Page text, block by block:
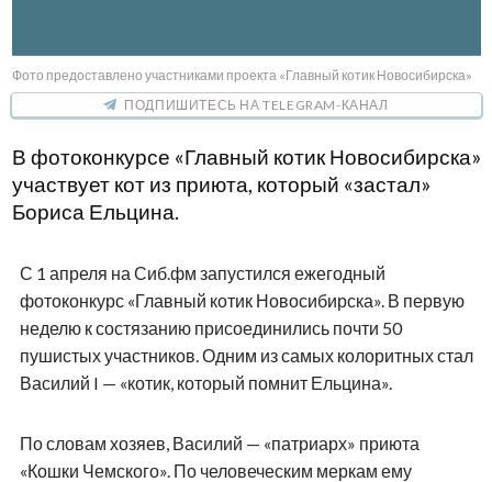
Фото предоставлено участниками проекта «Главный котик Новосибирска»
ПОДПИШИТЕСЬ НА TELEGRAM-КАНАЛ
В фотоконкурсе «Главный котик Новосибирска»
участвует кот из приюта, который «застал»
Бориса Ельцина.
С 1 апреля на Сиб.фм запустился ежегодный
фотоконкурс «Главный котик Новосибирска». В первую
неделю к состязанию присоединились почти 50
пушистых участников. Одним из самых колоритных стал
Василий I — «котик, который помнит Ельцина».
По словам хозяев, Василий — «патриарх» приюта
«Кошки Чемского». По человеческим меркам ему